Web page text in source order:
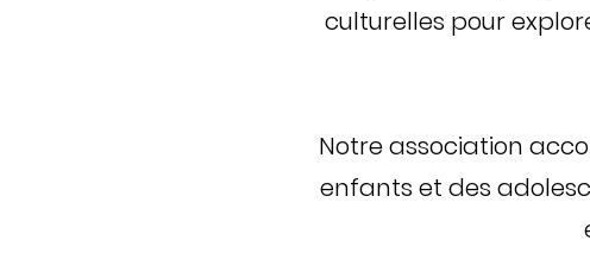
culturelles pour
Notre association
enfants et des